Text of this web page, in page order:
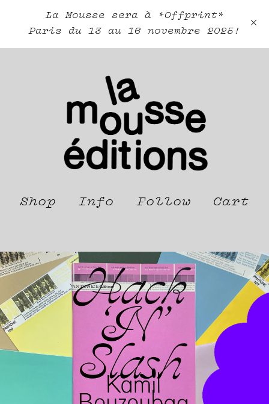
La Mousse sera à *Offprint*
Paris du 13 au 16 novembre 2025!
Shop Info Follow Cart